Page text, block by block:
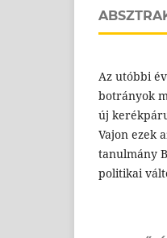
Az utóbbi
botrányok
új
Vajon ezek
tanulmány
politikai